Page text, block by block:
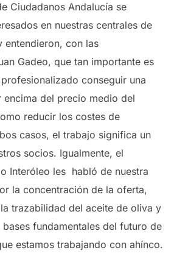
Ciudadanos Andalucía se
en nuestras centrales de
entendieron, con las
Gadeo, que tan importante es
conseguir una
encima del precio medio del
reducir los costes de
casos, el trabajo significa un
socios. Igualmente, el
Interóleo les habló de nuestra
la concentración de la oferta,
trazabilidad del aceite de oliva y
fundamentales del futuro de
estamos trabajando con ahínco.